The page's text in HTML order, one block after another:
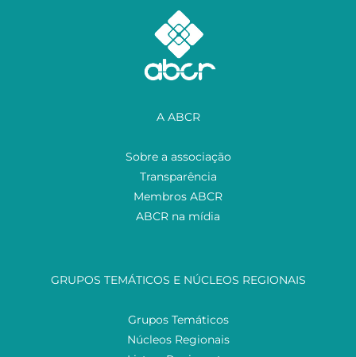
A ABCR
Sobre a associação
Transparência
Membros ABCR
ABCR na mídia
GRUPOS TEMÁTICOS E NÚCLEOS REGIONAIS
Grupos Temáticos
Núcleos Regionais